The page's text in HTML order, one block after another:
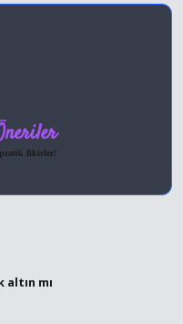
pratik fikirler!
altın mı